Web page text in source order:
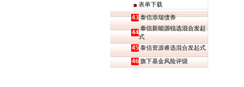
表单下载
43 泰信添瑞债券
44
泰信新能源锐选混合发起
式
45 泰信资源睿选混合发起式
46 旗下基金风险评级